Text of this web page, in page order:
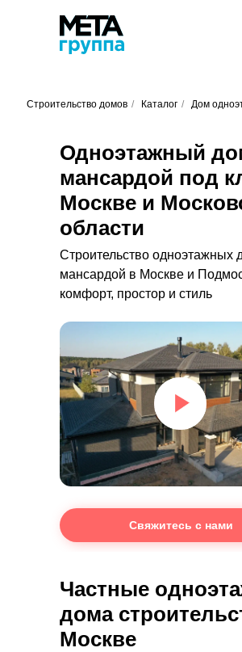
Строительство домов / Каталог / Дом
Одноэтажный
мансардой под
Москве и
области
Строительство одноэтажных
мансардой в Москве и
комфорт, простор и стиль
Свяжитесь с нами
Частные
дома
Москве